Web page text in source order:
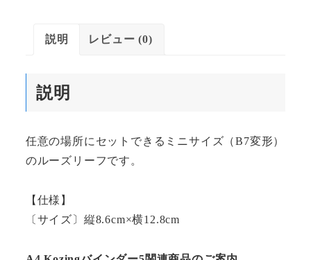
個
説明 レビュー (0)
説明
任意の場所にセットできるミニサイズ（B7変形）
のルーズリーフです。
【仕様】
〔サイズ〕縦8.6cm×横12.8cm